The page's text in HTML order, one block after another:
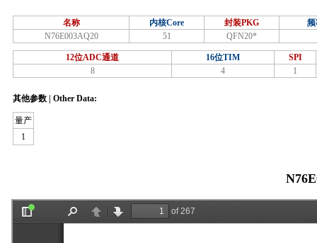
名称 内核Core 封装PKG
N76E003AQ20
51 QFN20*
12位ADC通道 16位TIM
SPI
8
4 1
其他参数 | Other Data:
量产
1